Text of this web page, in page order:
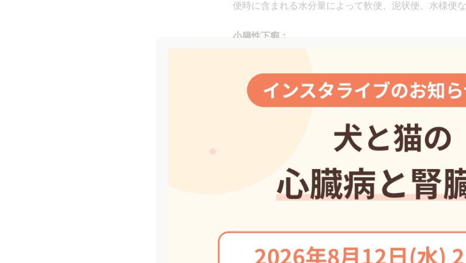
便時に含まれる水分量によって軟便、泥状便、水様便
小腸性下痢：
回数は増加しないことが多いですが１回の排便量が増
形状は水様便から軟便まで様々ですが、未消化物や便
こともあります。下痢が慢性化すると食欲不振や体重
特に便が黒っぽい場合は小腸で大量の出血がある可能
大腸性下痢：
最大の特徴は排便回数が増加することです。特に猫で
たは痛いなどの理由から便が出したくても出ない「し